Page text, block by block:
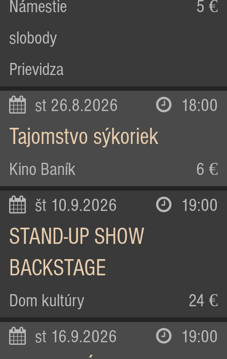
Námestie
slobody
Prievidza
5 €
st 26.8.2026 18:00
Tajomstvo sýkoriek
Kino Baník 6 €
št 10.9.2026 19:00
STAND-UP SHOW
BACKSTAGE
Dom kultúry 24 €
st 16.9.2026 19:00